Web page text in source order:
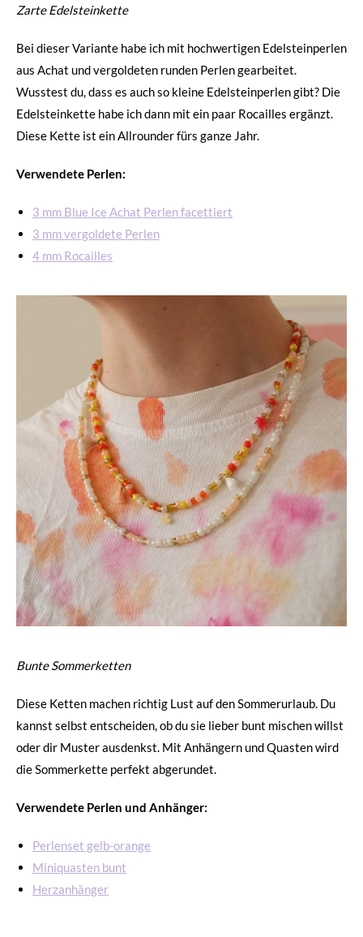
Zarte Edelsteinkette
Bei dieser Variante habe ich mit hochwertigen Edelsteinperlen
aus Achat und vergoldeten runden Perlen gearbeitet.
Wusstest du, dass es auch so kleine Edelsteinperlen gibt? Die
Edelsteinkette habe ich dann mit ein paar Rocailles ergänzt.
Diese Kette ist ein Allrounder fürs ganze Jahr.
Verwendete Perlen:
3 mm Blue Ice Achat Perlen facettiert
3 mm vergoldete Perlen
4 mm Rocailles
Bunte Sommerketten
Diese Ketten machen richtig Lust auf den Sommerurlaub. Du
kannst selbst entscheiden, ob du sie lieber bunt mischen willst
oder dir Muster ausdenkst. Mit Anhängern und Quasten wird
die Sommerkette perfekt abgerundet.
Verwendete Perlen und Anhänger:
Perlenset gelb-orange
Miniquasten bunt
Herzanhänger